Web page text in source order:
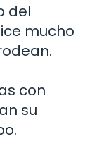
del
mucho
con
su